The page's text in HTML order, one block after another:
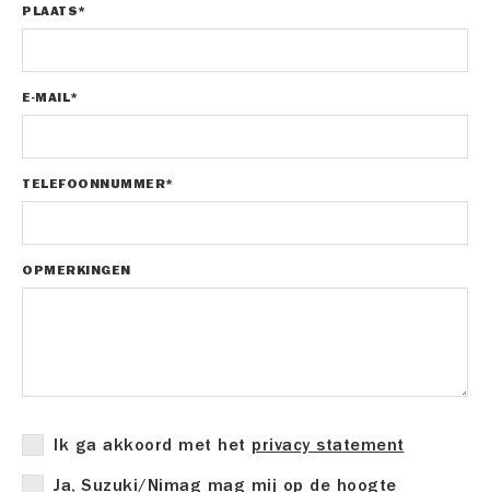
PLAATS*
E-MAIL*
TELEFOONNUMMER*
OPMERKINGEN
Ik ga akkoord met het privacy statement
Ja, Suzuki/Nimag mag mij op de hoogte